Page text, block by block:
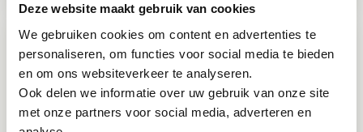
Deze website maakt gebruik van cookies
We gebruiken cookies om content en advertenties te
personaliseren, om functies voor social media te bieden
en om ons websiteverkeer te analyseren.
Ook delen we informatie over uw gebruik van onze site
met onze partners voor social media, adverteren en
Op voorraad
Voordeurbeslag / deurkruk RVS
mat zwart 19mm